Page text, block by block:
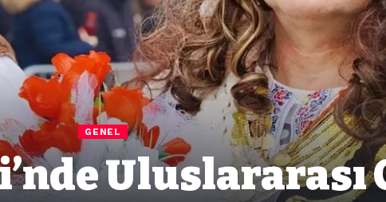
GENEL
Uluslararası